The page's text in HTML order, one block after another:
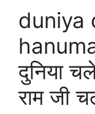
duniya
दुनिया
राम जी